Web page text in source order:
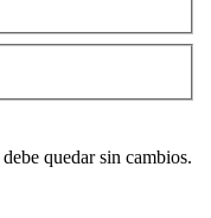
quedar sin cambios.